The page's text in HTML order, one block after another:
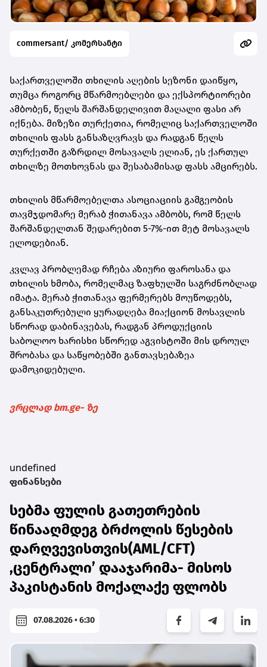
commersant/ კომერსანტი
საქართველოში თხილის აღების სეზონი დაიწყო,
თუმცა როგორც მწარმოებლები და ექსპორტიორები
ამბობენ, წელს შარშანდელივით მაღალი ფასი არ
იქნება. მიზეზი თურქეთია, რომელიც საქართველოში
თხილის ფასს განსაზღვრავს და რადგან წელს
თურქეთში გაზრდილ მოსავალს ელიან, ეს ქართულ
თხილზე მოთხოვნას და შესაბამისად ფასს ამცირებს.
თხილის მწარმოებელთა ასოციაციის გამგეობის
თავმჯდომარე მერაბ ჭითანავა ამბობს, რომ წელს
შარშანდელთან შედარებით 5-7%-ით მეტ მოსავალს
ელოდებიან.
კვლავ პრობლემად რჩება აზიური ფაროსანა და
თხილის ხმობა, რომელმაც ზაფხულში საგრძნობლად
იმატა. მერაბ ჭითანავა ფერმერებს მოუწოდებს,
განსაკუთრებული ყურადღება მიაქციონ მოსავლის
სწორად დაბინავებას, რადგან პროდუქციის
საბოლოო ხარისხი სწორედ აგვისტოში მის დროულ
შრობასა და საწყობებში განთავსებაზეა
დამოკიდებული.
ვრცლად bm.ge- ზე
undefined
ფინანსები
სებმა ფულის გათეთრების
წინააღმდეგ ბრძოლის წესების
დარღვევისთვის(AML/CFT)
,ცენტრალი’ დააჯარიმა- მისოს
პაკისტანის მოქალაქე ფლობს
07.08.2026 • 6:30